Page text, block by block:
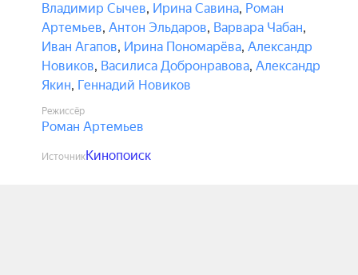
Владимир Сычев, Ирина Савина, Роман
Артемьев, Антон Эльдаров, Варвара Чабан,
Иван Агапов, Ирина Пономарёва, Александр
Новиков, Василиса Добронравова, Александр
Якин, Геннадий Новиков
Режиссёр
Роман Артемьев
ИсточникКинопоиск